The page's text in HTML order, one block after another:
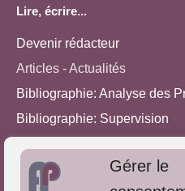
Gérer le
Lire, écrire...
Devenir rédacteur
Articles - Actualités
Bibliographie: Analyse des
Bibliographie: Supervision
Approches de l'Analyse des